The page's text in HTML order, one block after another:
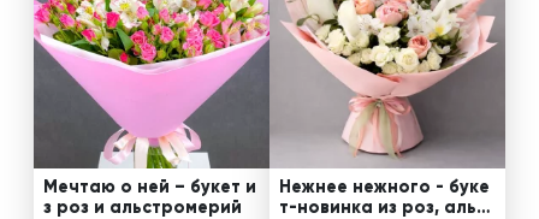
Мечтаю о ней – букет и
з роз и альстромерий
Нежнее нежного - буке
т-новинка из роз, альст